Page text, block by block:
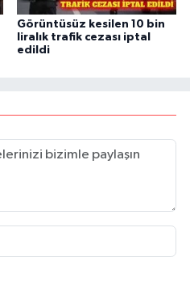
Görüntüsüz kesilen 10 bin
liralık trafik cezası iptal
edildi